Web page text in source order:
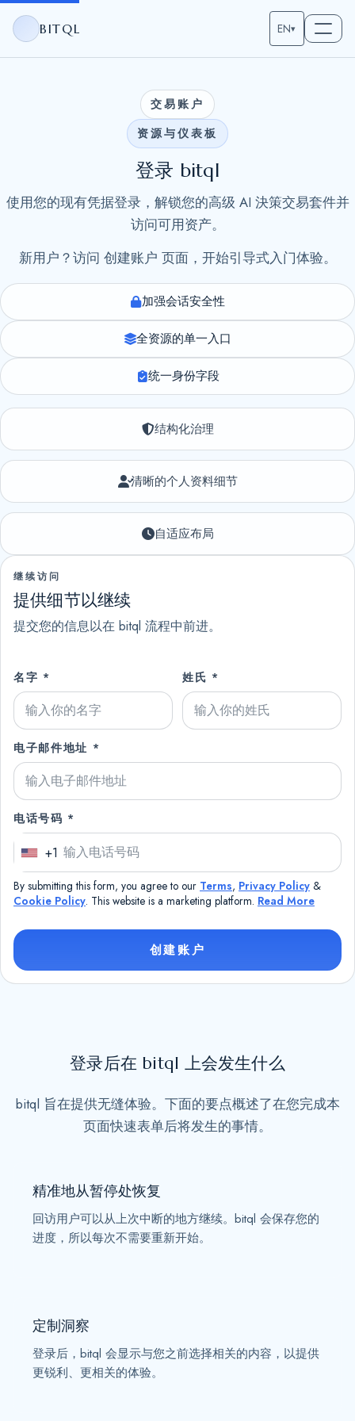
BITQL EN▾
交易账户
资源与仪表板
登录 bitql
使用您的现有凭据登录，解锁您的高级 AI 決策交易套件并
访问可用资产。
新用户？访问 创建账户 页面，开始引导式入门体验。
加强会话安全性
全资源的单一入口
统一身份字段
结构化治理
清晰的个人资料细节
自适应布局
继续访问
提供细节以继续
提交您的信息以在 bitql 流程中前进。
名字 * 姓氏 *
电子邮件地址 *
电话号码 *
U
n
i
S
+
+1
By submitting this form, you agree to our Terms, Privacy Policy &
Cookie Policy. This website is a marketing platform. Read More
创建账户
登录后在 bitql 上会发生什么
bitql 旨在提供无缝体验。下面的要点概述了在您完成本
页面快速表单后将发生的事情。
精准地从暂停处恢复
回访用户可以从上次中断的地方继续。bitql 会保存您的
进度，所以每次不需要重新开始。
定制洞察
登录后，bitql 会显示与您之前选择相关的内容，以提供
更锐利、更相关的体验。